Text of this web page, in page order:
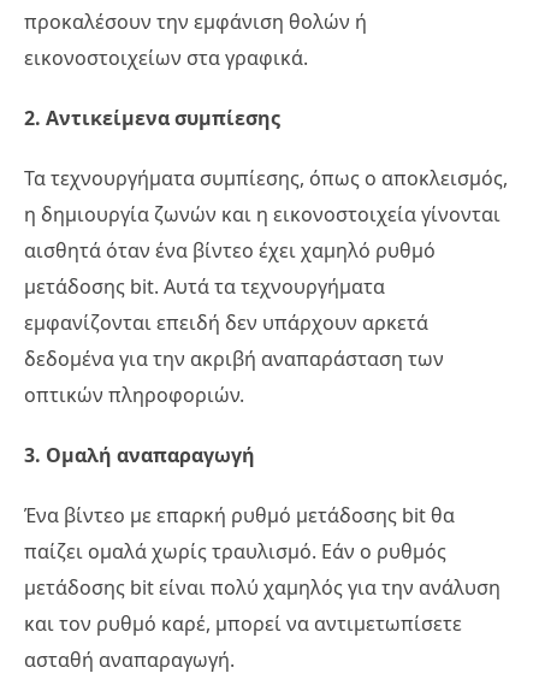
προκαλέσουν την εμφάνιση θολών ή
εικονοστοιχείων στα γραφικά.
2. Αντικείμενα συμπίεσης
Τα τεχνουργήματα συμπίεσης, όπως ο αποκλεισμός,
η δημιουργία ζωνών και η εικονοστοιχεία γίνονται
αισθητά όταν ένα βίντεο έχει χαμηλό ρυθμό
μετάδοσης bit. Αυτά τα τεχνουργήματα
εμφανίζονται επειδή δεν υπάρχουν αρκετά
δεδομένα για την ακριβή αναπαράσταση των
οπτικών πληροφοριών.
3. Ομαλή αναπαραγωγή
Ένα βίντεο με επαρκή ρυθμό μετάδοσης bit θα
παίζει ομαλά χωρίς τραυλισμό. Εάν ο ρυθμός
μετάδοσης bit είναι πολύ χαμηλός για την ανάλυση
και τον ρυθμό καρέ, μπορεί να αντιμετωπίσετε
ασταθή αναπαραγωγή.